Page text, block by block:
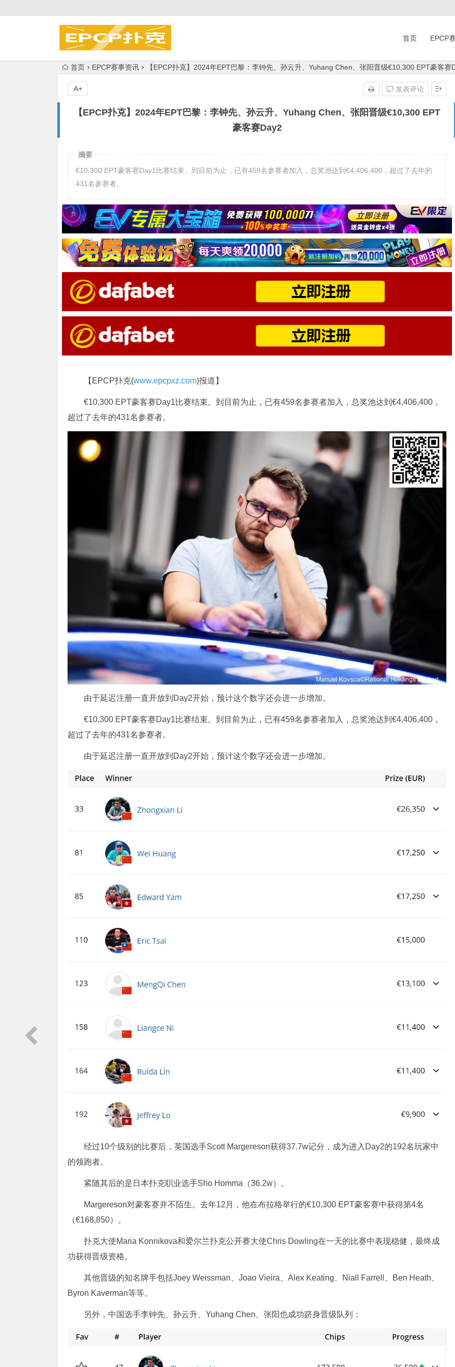
首页 EPCP
首页 EPCP赛事资讯 【EPCP扑克】2024年EPT巴黎：李钟先、孙云升、Yuhang Chen、张阳晋级€10,300 EPT豪客赛
【EPCP扑克】2024年EPT巴黎：李钟先、孙云升、Yuhang Chen、张阳晋级€10,300 EPT
豪客赛Day2
发表评论
A+
摘要
€10,300 EPT豪客赛Day1比赛结束。到目前为止，已有459名参赛者加入，总奖池达到€4,406,400，超过了去年的
431名参赛者。
【EPCP扑克(www.epcpxz.com)报道】
€10,300 EPT豪客赛Day1比赛结束。到目前为止，已有459名参赛者加入，总奖池达到€4,406,400，
超过了去年的431名参赛者。
由于延迟注册一直开放到Day2开始，预计这个数字还会进一步增加。
€10,300 EPT豪客赛Day1比赛结束。到目前为止，已有459名参赛者加入，总奖池达到€4,406,400，
超过了去年的431名参赛者。
由于延迟注册一直开放到Day2开始，预计这个数字还会进一步增加。
经过10个级别的比赛后，英国选手Scott Margereson获得37.7w记分，成为进入Day2的192名玩家中
的领跑者。
紧随其后的是日本扑克职业选手Sho Homma（36.2w）。
Margereson对豪客赛并不陌生。去年12月，他在布拉格举行的€10,300 EPT豪客赛中获得第4名
（€168,850）。
扑克大使Maria Konnikova和爱尔兰扑克公开赛大使Chris Dowling在一天的比赛中表现稳健，最终成
功获得晋级资格。
其他晋级的知名牌手包括Joey Weissman、Joao Vieira、Alex Keating、Niall Farrell、Ben Heath、
Byron Kaverman等等。
另外，中国选手李钟先、孙云升、Yuhang Chen、张阳也成功跻身晋级队列：